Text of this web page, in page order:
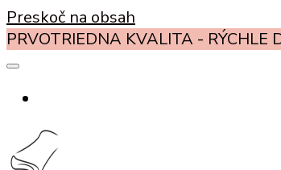
Preskoč na obsah
PRVOTRIEDNA KVALITA - RÝCHLE